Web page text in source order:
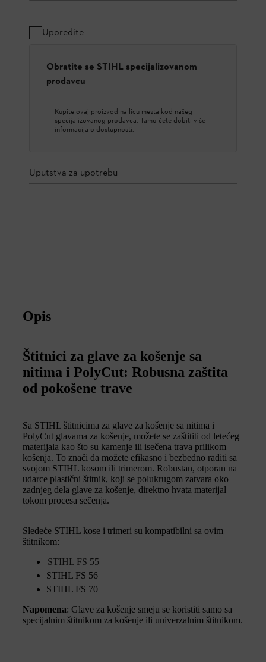
Uporedite
Obratite se STIHL specijalizovanom
prodavcu
Kupite ovaj proizvod na licu mesta kod našeg
specijalizovanog prodavca. Tamo ćete dobiti više
informacija o dostupnosti.
Uputstva za upotrebu
Opis
Štitnici za glave za košenje sa
nitima i PolyCut: Robusna zaštita
od pokošene trave
Sa STIHL štitnicima za glave za košenje sa nitima i
PolyCut glavama za košenje, možete se zaštititi od letećeg
materijala kao što su kamenje ili isečena trava prilikom
košenja. To znači da možete efikasno i bezbedno raditi sa
svojom STIHL kosom ili trimerom. Robustan, otporan na
udarce plastični štitnik, koji se polukrugom zatvara oko
zadnjeg dela glave za košenje, direktno hvata materijal
tokom procesa sečenja.
Sledeće STIHL kose i trimeri su kompatibilni sa ovim
štitnikom:
STIHL FS 55
STIHL FS 56
STIHL FS 70
Napomena: Glave za košenje smeju se koristiti samo sa
specijalnim štitnikom za košenje ili univerzalnim štitnikom.